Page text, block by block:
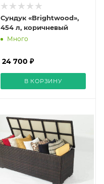
Сундук «Brightwood»,
454 л, коричневый
Много
24 700 ₽
В КОРЗИНУ